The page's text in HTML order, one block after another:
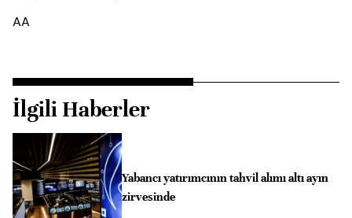
AA
İlgili Haberler
Yabancı yatırımcının tahvil alımı altı ayın
zirvesinde